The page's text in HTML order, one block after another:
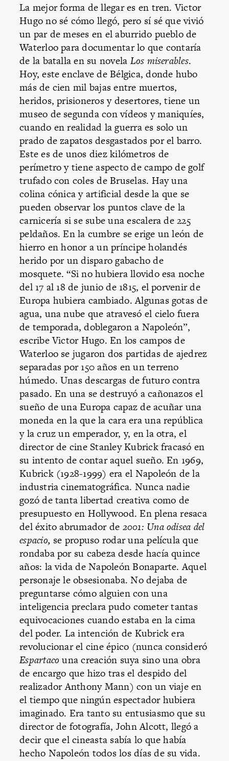
La mejor forma de llegar es en tren. Victor
Hugo no sé cómo llegó, pero sí sé que vivió
un par de meses en el aburrido pueblo de
Waterloo para documentar lo que contaría
de la batalla en su novela Los miserables.
Hoy, este enclave de Bélgica, donde hubo
más de cien mil bajas entre muertos,
heridos, prisioneros y desertores, tiene un
museo de segunda con vídeos y maniquíes,
cuando en realidad la guerra es solo un
prado de zapatos desgastados por el barro.
Este es de unos diez kilómetros de
perímetro y tiene aspecto de campo de golf
trufado con coles de Bruselas. Hay una
colina cónica y artificial desde la que se
pueden observar los puntos clave de la
carnicería si se sube una escalera de 225
peldaños. En la cumbre se erige un león de
hierro en honor a un príncipe holandés
herido por un disparo gabacho de
mosquete. “Si no hubiera llovido esa noche
del 17 al 18 de junio de 1815, el porvenir de
Europa hubiera cambiado. Algunas gotas de
agua, una nube que atravesó el cielo fuera
de temporada, doblegaron a Napoleón”,
escribe Victor Hugo. En los campos de
Waterloo se jugaron dos partidas de ajedrez
separadas por 150 años en un terreno
húmedo. Unas descargas de futuro contra
pasado. En una se destruyó a cañonazos el
sueño de una Europa capaz de acuñar una
moneda en la que la cara era una república
y la cruz un emperador, y, en la otra, el
director de cine Stanley Kubrick fracasó en
su intento de contar aquel sueño. En 1969,
Kubrick (1928-1999) era el Napoleón de la
industria cinematográfica. Nunca nadie
gozó de tanta libertad creativa como de
presupuesto en Hollywood. En plena resaca
del éxito abrumador de 2001: Una odisea del
espacio, se propuso rodar una película que
rondaba por su cabeza desde hacía quince
años: la vida de Napoleón Bonaparte. Aquel
personaje le obsesionaba. No dejaba de
preguntarse cómo alguien con una
inteligencia preclara pudo cometer tantas
equivocaciones cuando estaba en la cima
del poder. La intención de Kubrick era
revolucionar el cine épico (nunca consideró
Espartaco una creación suya sino una obra
de encargo que hizo tras el despido del
realizador Anthony Mann) con un viaje en
el tiempo que ningún espectador hubiera
imaginado. Era tanto su entusiasmo que su
director de fotografía, John Alcott, llegó a
decir que el cineasta sabía lo que había
hecho Napoleón todos los días de su vida.